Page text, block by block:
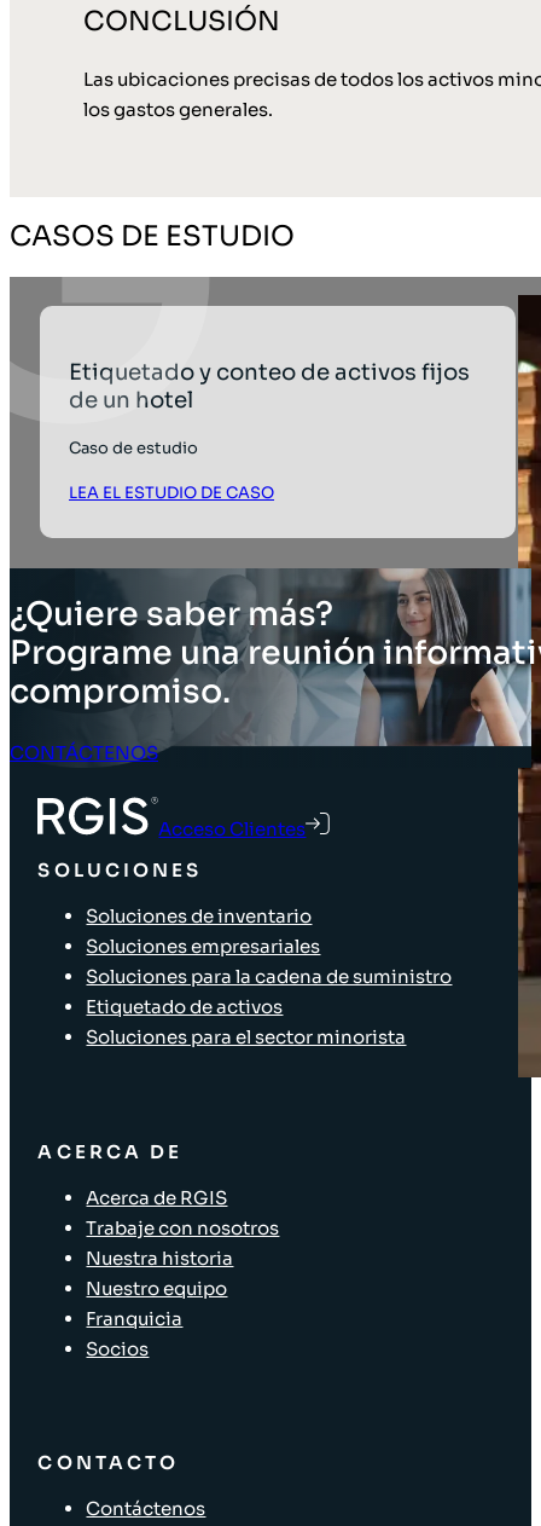
CONCLUSIÓN
Las ubicaciones precisas de todos los activos
los gastos generales.
CASOS DE ESTUDIO
Etiquetado y conteo de activos fijos
de un hotel
Caso de estudio
LEA EL ESTUDIO DE CASO
¿Quiere saber más?
Programe una reunión
compromiso.
CONTÁCTENOS
Acceso Clientes
SOLUCIONES
Soluciones de inventario
Soluciones empresariales
Soluciones para la cadena de suministro
Etiquetado de activos
Soluciones para el sector minorista
ACERCA DE
Acerca de RGIS
Trabaje con nosotros
Nuestra historia
Nuestro equipo
Franquicia
Socios
CONTACTO
Contáctenos